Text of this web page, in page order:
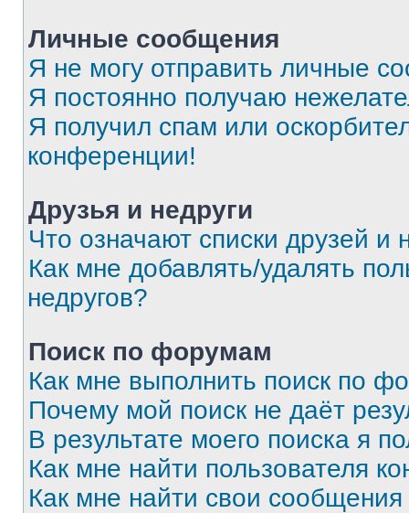
Личные сообщения
Я не могу отправить личные
Я постоянно получаю
Я получил спам или
конференции!
Друзья и недруги
Что означают списки друзей и
Как мне добавлять/удалять
недругов?
Поиск по форумам
Как мне выполнить поиск по
Почему мой поиск не даёт
В результате моего поиска я
Как мне найти пользователя
Как мне найти свои